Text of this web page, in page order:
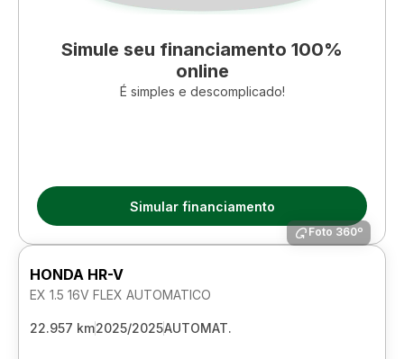
Simule seu financiamento 100%
online
É simples e descomplicado!
Simular financiamento
Foto 360º
HONDA HR-V
EX 1.5 16V FLEX AUTOMATICO
22.957 km2025/2025AUTOMAT.